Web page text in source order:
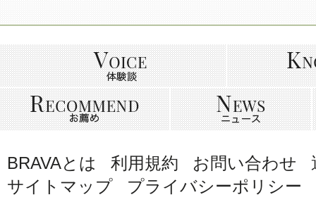
BRAVAとは 利用規約 お問い合わせ
サイトマップ
プライバシーポリシー